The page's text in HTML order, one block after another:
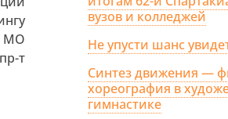
МО
т
вузов и колледжей
Не упусти шанс
Синтез движения —
хореография в
гимнастике